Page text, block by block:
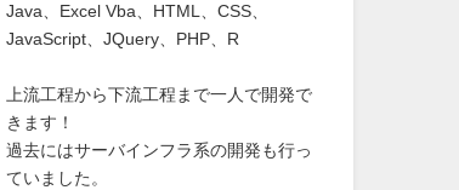
Java、Excel Vba、HTML、CSS、
JavaScript、JQuery、PHP、R
上流工程から下流工程まで一人で開発で
きます！
過去にはサーバインフラ系の開発も行っ
ていました。